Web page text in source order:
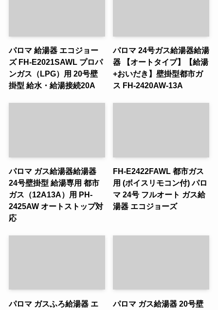
パロマ 給湯器 エコジョー
ズ FH-E2021SAWL プロパ
ンガス（LPG）用 20号壁
掛型 給水・給湯接続20A
パロマ 24号ガス給湯器給湯
器 【オートタイプ】【給湯
+おいだき】壁掛型都市ガ
ス FH-2420AW-13A
パロマ ガス給湯器給湯器
24号壁掛型 給湯専用 都市
ガス（12A13A）用 PH-
2425AW オートストップ対
応
FH-E2422FAWL 都市ガス
用 (ボイスリモコン付) パロ
マ 24号 フルオート ガス給
湯器 エコジョーズ
パロマ ガスふろ給湯器 エ
パロマ ガス給湯器 20号壁